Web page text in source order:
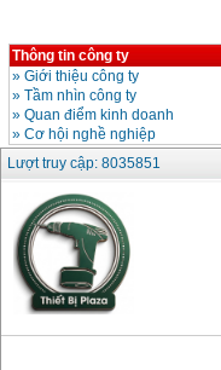
Thông tin công ty
» Giới thiệu công ty
» Tầm nhìn công ty
» Quan điểm kinh doanh
» Cơ hội nghề nghiệp
Lượt truy cập: 8035851